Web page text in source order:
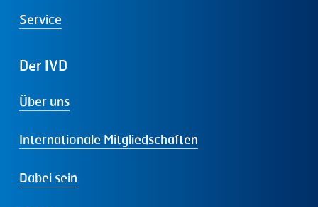
Service
Der IVD
Über uns
Internationale Mitgliedschaften
Dabei sein